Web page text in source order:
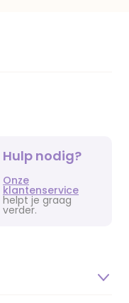
Hulp nodig?
Onze
klantenservice
helpt je graag
verder.